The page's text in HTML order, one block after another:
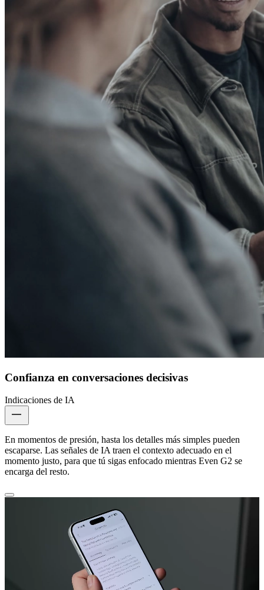
Confianza en conversaciones decisivas
Indicaciones de IA
En momentos de presión, hasta los detalles más simples pueden
escaparse. Las señales de IA traen el contexto adecuado en el
momento justo, para que tú sigas enfocado mientras Even G2 se
encarga del resto.